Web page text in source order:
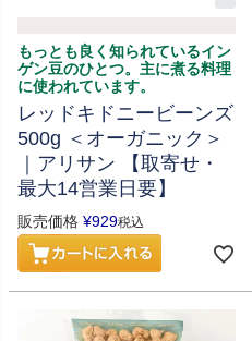
もっとも良く知られているイン
ゲン豆のひとつ。主に煮る料理
に使われています。
レッドキドニービーンズ
500g ＜オーガニック＞
｜アリサン 【取寄せ・
最大14営業日要】
販売価格 ¥929税込